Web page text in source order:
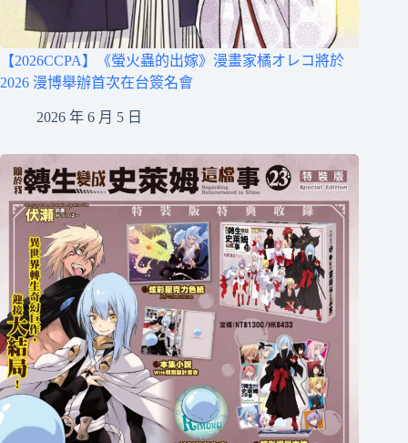
【2026CCPA】《螢火蟲的出嫁》漫畫家橘オレコ將於
2026 漫博舉辦首次在台簽名會
2026 年 6 月 5 日